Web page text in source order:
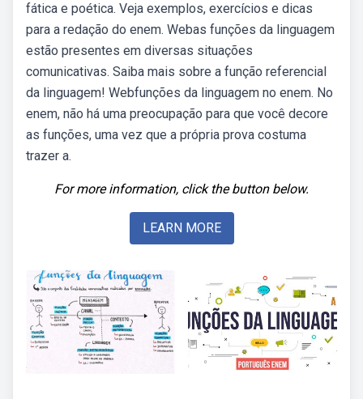
fática e poética. Veja exemplos, exercícios e dicas
para a redação do enem. Webas funções da linguagem
estão presentes em diversas situações
comunicativas. Saiba mais sobre a função referencial
da linguagem! Webfunções da linguagem no enem. No
enem, não há uma preocupação para que você decore
as funções, uma vez que a própria prova costuma
trazer a.
For more information, click the button below.
LEARN MORE